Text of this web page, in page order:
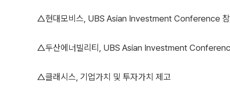
△현대모비스, UBS Asian Investment Conference
△두산에너빌리티, UBS Asian Investment
△클래시스, 기업가치 및 투자가치 제고